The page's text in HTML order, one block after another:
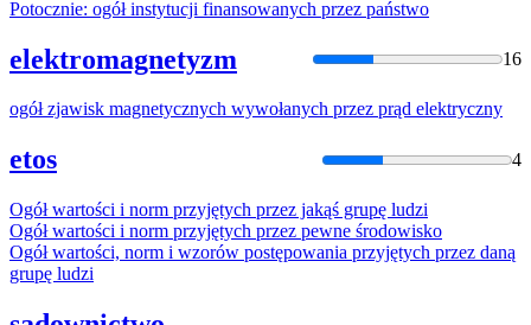
Potocznie: ogółinstytucji finansowanych przez państwo
elektromagnetyzm 16
ogółzjawisk magnetycznych wywołanych przez prąd elektryczny
etos 4
Ogółwartości i norm przyjętych przez jakąś grupę ludzi
Ogółwartości i norm przyjętych przez pewne środowisko
Ogółwartości, norm i wzorów postępowania przyjętych przez daną
grupę ludzi